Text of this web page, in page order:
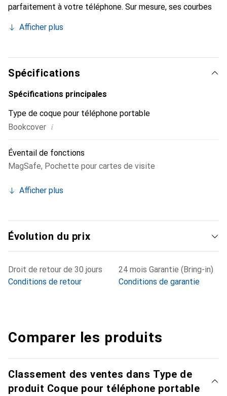
parfaitement à votre téléphone. Sur mesure, ses courbes
devient l'accessoire chic et indispensable pour votre
produits de haute qualité, la marque Noreve est un choix
fiable pour une clientèle exigeante.
Afficher plus
Spécifications
Spécifications principales
Type de coque pour téléphone portable
Bookcover i
Éventail de fonctions
MagSafe, Pochette pour cartes de visite
Afficher plus
Évolution du prix
Droit de retour de 30 jours
Conditions de retour
24 mois Garantie (Bring-in)
Conditions de garantie
Comparer les produits
Classement des ventes dans Type de
produit Coque pour téléphone portable